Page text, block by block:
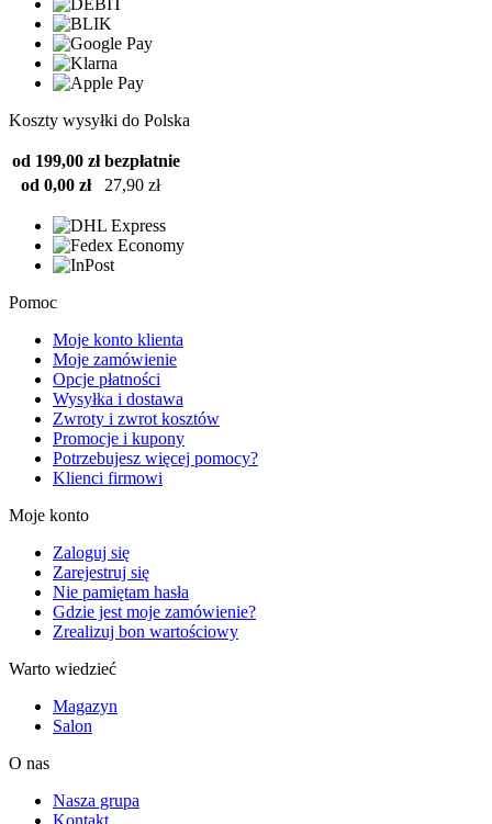
Koszty wysyłki do Polska
od 199,00 zł bezpłatnie
od 0,00 zł
27,90 zł
Pomoc
Moje konto klienta
Moje zamówienie
Opcje płatności
Wysyłka i dostawa
Zwroty i zwrot kosztów
Promocje i kupony
Potrzebujesz więcej pomocy?
Klienci firmowi
Moje konto
Zaloguj się
Zarejestruj się
Nie pamiętam hasła
Gdzie jest moje zamówienie?
Zrealizuj bon wartościowy
Warto wiedzieć
Magazyn
Salon
O nas
Nasza grupa